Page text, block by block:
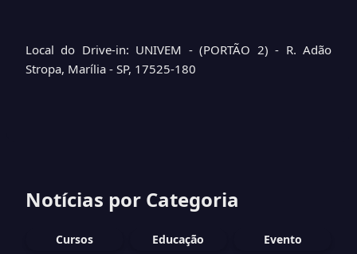
Local do Drive-in: UNIVEM - (PORTÃO 2) - R. Adão
Stropa, Marília - SP, 17525-180
Notícias por Categoria
Cursos Educação
Evento